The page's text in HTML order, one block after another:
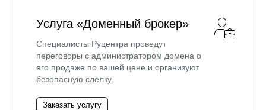
Услуга «Доменный брокер»
Специалисты Руцентра проведут
переговоры с администратором домена о
его продаже по вашей цене и организуют
безопасную сделку.
Заказать услугу